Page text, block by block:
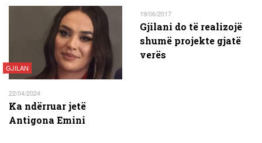
GJILAN
22/04/2024
Ka ndërruar jetë
Antigona Emini
19/06/2017
Gjilani do të realizojë
shumë projekte gjatë
verës